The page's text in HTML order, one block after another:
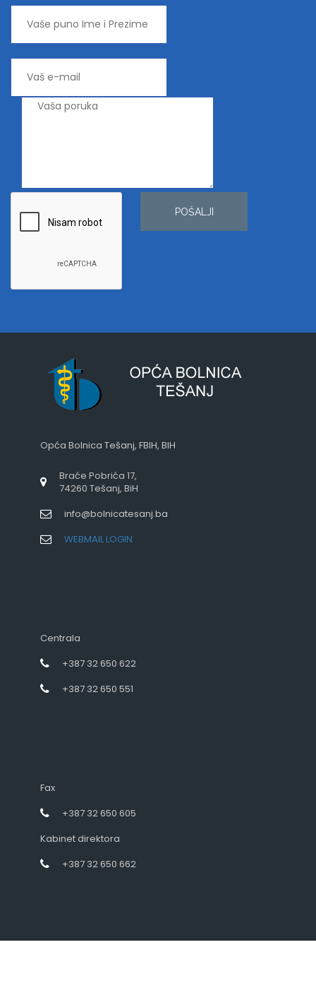
POŠALJI
Opća Bolnica Tešanj, FBIH, BIH
Braće Pobrića 17,
74260 Tešanj, BiH
info@bolnicatesanj.ba
WEBMAIL LOGIN
Centrala
+387 32 650 622
+387 32 650 551
Fax
+387 32 650 605
Kabinet direktora
+387 32 650 662